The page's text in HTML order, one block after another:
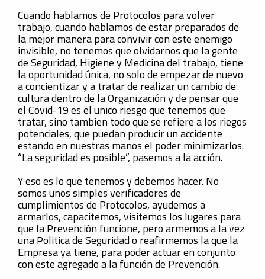
Cuando hablamos de Protocolos para volver
trabajo, cuando hablamos de estar preparados de
la mejor manera para convivir con este enemigo
invisible, no tenemos que olvidarnos que la gente
de Seguridad, Higiene y Medicina del trabajo, tiene
la oportunidad única, no solo de empezar de nuevo
a concientizar y a tratar de realizar un cambio de
cultura dentro de la Organización y de pensar que
el Covid-19 es el unico riesgo que tenemos que
tratar, sino tambien todo que se refiere a los riegos
potenciales, que puedan producir un accidente
estando en nuestras manos el poder minimizarlos.
“La seguridad es posible”, pasemos a la acción.
Y eso es lo que tenemos y debemos hacer. No
somos unos simples verificadores de
cumplimientos de Protocolos, ayudemos a
armarlos, capacitemos, visitemos los lugares para
que la Prevención funcione, pero armemos a la vez
una Politica de Seguridad o reafirmemos la que la
Empresa ya tiene, para poder actuar en conjunto
con este agregado a la función de Prevención.